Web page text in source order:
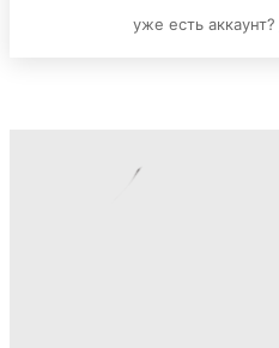
уже есть аккаунт?